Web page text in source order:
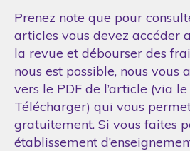
Prenez note que pour
articles vous devez accéder
la revue et débourser des
nous est possible, nous vous
vers le PDF de l’article (via
Télécharger) qui vous
gratuitement. Si vous faites
établissement